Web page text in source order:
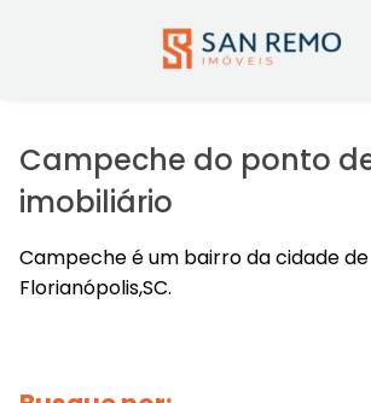
Campeche do ponto
imobiliário
Campeche é um bairro da cidade de
Florianópolis,SC.